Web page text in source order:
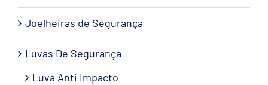
Joelheiras de Segurança
Luvas De Segurança
Luva Anti Impacto